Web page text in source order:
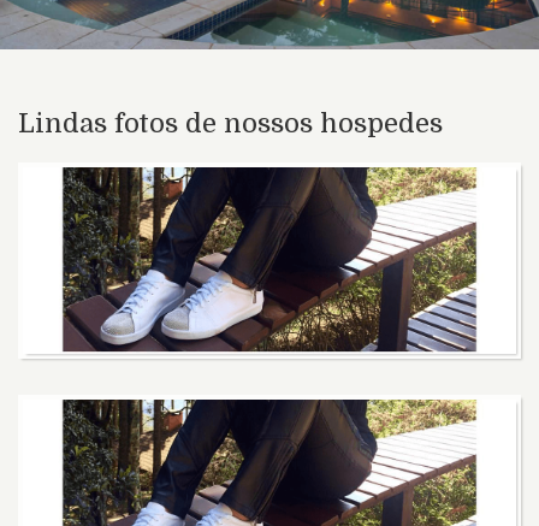
Lindas fotos de nossos hospedes